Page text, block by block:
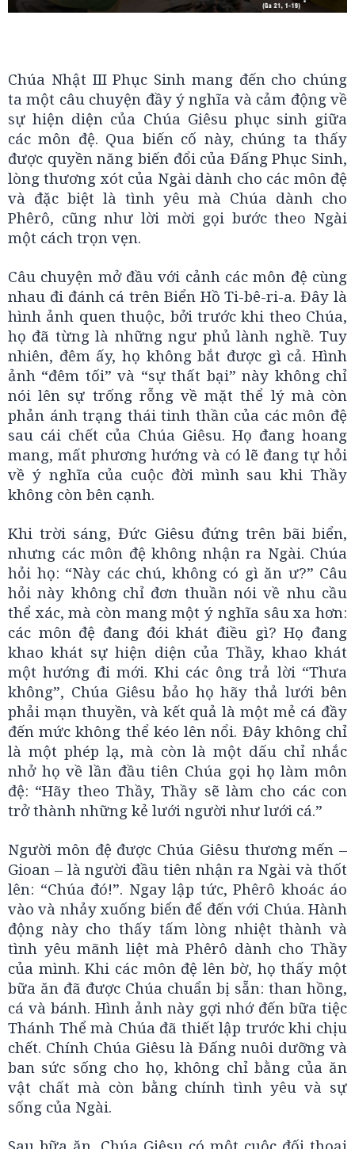
Chúa Nhật III Phục Sinh mang đến cho chúng
ta một câu chuyện đầy ý nghĩa và cảm động về
sự hiện diện của Chúa Giêsu phục sinh giữa
các môn đệ. Qua biến cố này, chúng ta thấy
được quyền năng biến đổi của Đấng Phục Sinh,
lòng thương xót của Ngài dành cho các môn đệ
và đặc biệt là tình yêu mà Chúa dành cho
Phêrô, cũng như lời mời gọi bước theo Ngài
một cách trọn vẹn.
Câu chuyện mở đầu với cảnh các môn đệ cùng
nhau đi đánh cá trên Biển Hồ Ti-bê-ri-a. Đây là
hình ảnh quen thuộc, bởi trước khi theo Chúa,
họ đã từng là những ngư phủ lành nghề. Tuy
nhiên, đêm ấy, họ không bắt được gì cả. Hình
ảnh “đêm tối” và “sự thất bại” này không chỉ
nói lên sự trống rỗng về mặt thể lý mà còn
phản ánh trạng thái tinh thần của các môn đệ
sau cái chết của Chúa Giêsu. Họ đang hoang
mang, mất phương hướng và có lẽ đang tự hỏi
về ý nghĩa của cuộc đời mình sau khi Thầy
không còn bên cạnh.
Khi trời sáng, Đức Giêsu đứng trên bãi biển,
nhưng các môn đệ không nhận ra Ngài. Chúa
hỏi họ: “Này các chú, không có gì ăn ư?” Câu
hỏi này không chỉ đơn thuần nói về nhu cầu
thể xác, mà còn mang một ý nghĩa sâu xa hơn:
các môn đệ đang đói khát điều gì? Họ đang
khao khát sự hiện diện của Thầy, khao khát
một hướng đi mới. Khi các ông trả lời “Thưa
không”, Chúa Giêsu bảo họ hãy thả lưới bên
phải mạn thuyền, và kết quả là một mẻ cá đầy
đến mức không thể kéo lên nổi. Đây không chỉ
là một phép lạ, mà còn là một dấu chỉ nhắc
nhở họ về lần đầu tiên Chúa gọi họ làm môn
đệ: “Hãy theo Thầy, Thầy sẽ làm cho các con
trở thành những kẻ lưới người như lưới cá.”
Người môn đệ được Chúa Giêsu thương mến –
Gioan – là người đầu tiên nhận ra Ngài và thốt
lên: “Chúa đó!”. Ngay lập tức, Phêrô khoác áo
vào và nhảy xuống biển để đến với Chúa. Hành
động này cho thấy tấm lòng nhiệt thành và
tình yêu mãnh liệt mà Phêrô dành cho Thầy
của mình. Khi các môn đệ lên bờ, họ thấy một
bữa ăn đã được Chúa chuẩn bị sẵn: than hồng,
cá và bánh. Hình ảnh này gợi nhớ đến bữa tiệc
Thánh Thể mà Chúa đã thiết lập trước khi chịu
chết. Chính Chúa Giêsu là Đấng nuôi dưỡng và
ban sức sống cho họ, không chỉ bằng của ăn
vật chất mà còn bằng chính tình yêu và sự
sống của Ngài.